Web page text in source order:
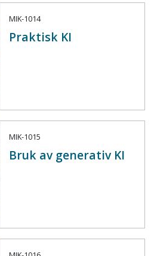
MIK-1014
Praktisk KI
MIK-1015
Bruk av generativ KI